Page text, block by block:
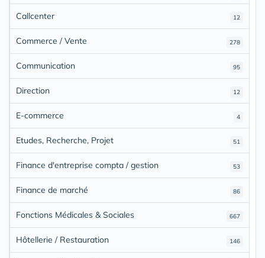
12
Callcenter
278
Commerce / Vente
95
Communication
12
Direction
4
E-commerce
51
Etudes, Recherche, Projet
53
Finance d'entreprise compta / gestion
86
Finance de marché
667
Fonctions Médicales & Sociales
146
Hôtellerie / Restauration